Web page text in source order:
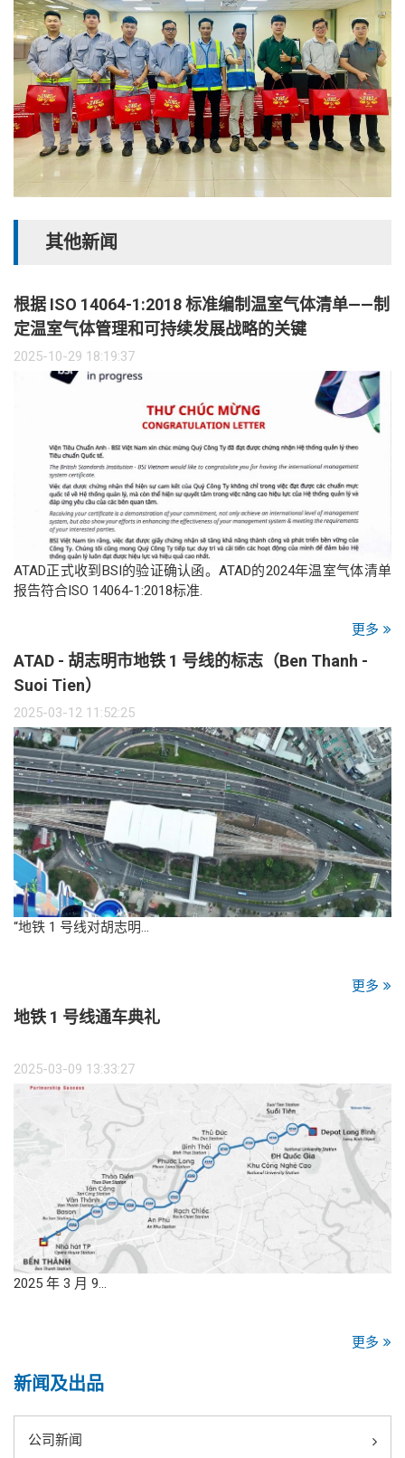
其他新闻
根据 ISO 14064-1:2018 标准编制温室气体清单——制
定温室气体管理和可持续发展战略的关键
2025-10-29 18:19:37
ATAD正式收到BSI的验证确认函。ATAD的2024年温室气体清单
报告符合ISO 14064-1:2018标准.
更多
ATAD - 胡志明市地铁 1 号线的标志（Ben Thanh -
Suoi Tien）
2025-03-12 11:52:25
“地铁 1 号线对胡志明…
更多
地铁 1 号线通车典礼
2025-03-09 13:33:27
2025 年 3 月 9…
更多
新闻及出品
公司新闻